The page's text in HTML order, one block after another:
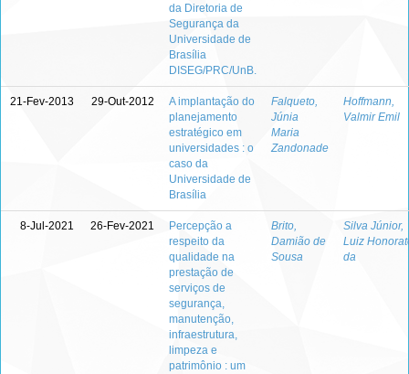
da Diretoria de
Segurança da
Universidade de
Brasília
DISEG/PRC/UnB.
21-Fev-2013 29-Out-2012
A implantação do
planejamento
estratégico em
universidades : o
caso da
Universidade de
Brasília
Falqueto,
Júnia
Maria
Zandonade
Hoffmann,
Valmir Emil
8-Jul-2021 26-Fev-2021
Percepção a
respeito da
qualidade na
prestação de
serviços de
segurança,
manutenção,
infraestrutura,
limpeza e
patrimônio : um
Brito,
Damião de
Sousa
Silva Júnior,
Luiz
da